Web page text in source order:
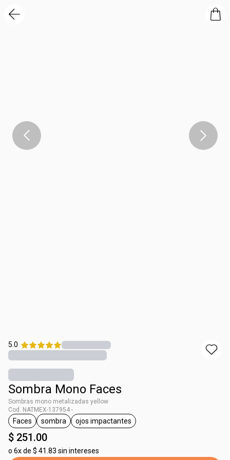
5.0
Sombra Mono Faces
Sombras mono metalizadas yellow
Cod. NATMEX-137954 -
etiqueta Faces
Faces
etiqueta sombra
sombra
etiqueta ojos impactantes
ojos impactantes
$ 251.00
o 6x de $ 41.83 sin intereses